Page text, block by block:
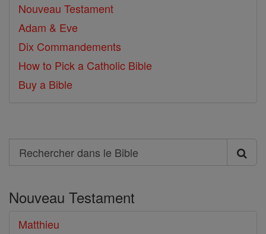
Nouveau Testament
Adam & Eve
Dix Commandements
How to Pick a Catholic Bible
Buy a Bible
Search
Rechercher
le
Bible
Nouveau Testament
Matthieu